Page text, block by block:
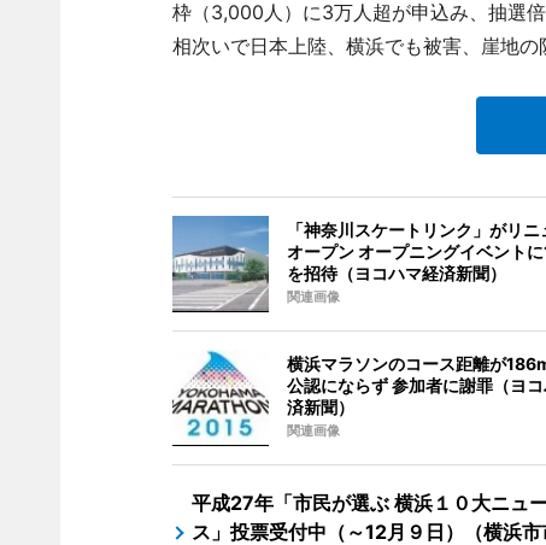
枠（3,000人）に3万人超が申込み、抽選
相次いで日本上陸、横浜でも被害、崖地の
「神奈川スケートリンク」がリ
オープン オープニングイベント
を招待（ヨコハマ経済新聞）
関連画像
横浜マラソンのコース距離が
公認にならず 参加者に謝罪（ヨ
済新聞）
関連画像
平成27年「市民が選ぶ 横浜１０大ニュ
ス」投票受付中（～12月９日）（横浜市